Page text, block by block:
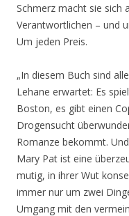
Schmerz macht sie sich
Verantwortlichen – und
Um jeden Preis.
„In diesem Buch sind
Lehane erwartet: Es
Boston, es gibt einen
Drogensucht
Romanze bekommt.
Mary Pat ist eine
mutig, in ihrer Wut
immer nur um zwei
Umgang mit den